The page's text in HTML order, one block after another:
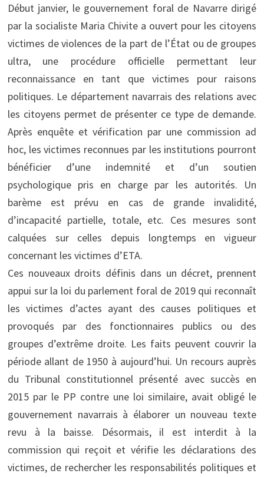
Début janvier, le gouvernement foral de Navarre dirigé
par la socialiste Maria Chivite a ouvert pour les citoyens
victimes de violences de la part de l’État ou de groupes
ultra, une procédure officielle permettant leur
reconnaissance en tant que victimes pour raisons
politiques. Le département navarrais des relations avec
les citoyens permet de présenter ce type de demande.
Après enquête et vérification par une commission ad
hoc, les victimes reconnues par les institutions pourront
bénéficier d’une indemnité et d’un soutien
psychologique pris en charge par les autorités. Un
barème est prévu en cas de grande invalidité,
d’incapacité partielle, totale, etc. Ces mesures sont
calquées sur celles depuis longtemps en vigueur
concernant les victimes d’ETA.
Ces nouveaux droits définis dans un décret, prennent
appui sur la loi du parlement foral de 2019 qui reconnaît
les victimes d’actes ayant des causes politiques et
provoqués par des fonctionnaires publics ou des
groupes d’extrême droite. Les faits peuvent couvrir la
période allant de 1950 à aujourd’hui. Un recours auprès
du Tribunal constitutionnel présenté avec succès en
2015 par le PP contre une loi similaire, avait obligé le
gouvernement navarrais à élaborer un nouveau texte
revu à la baisse. Désormais, il est interdit à la
commission qui reçoit et vérifie les déclarations des
victimes, de rechercher les responsabilités politiques et